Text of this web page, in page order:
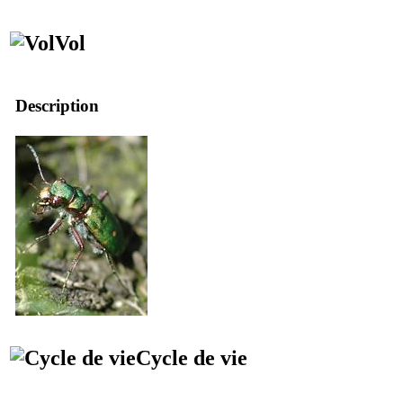
Vol
Description
Cycle de vie